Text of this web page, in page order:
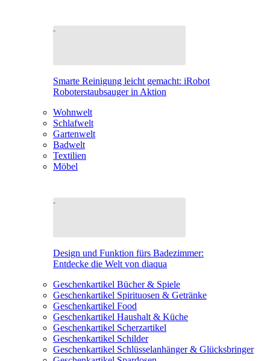
Smarte Reinigung leicht gemacht: iRobot
Roboterstaubsauger in Aktion
Wohnwelt
Schlafwelt
Gartenwelt
Badwelt
Textilien
Möbel
Design und Funktion fürs Badezimmer:
Entdecke die Welt von diaqua
Geschenkartikel Bücher & Spiele
Geschenkartikel Spirituosen & Getränke
Geschenkartikel Food
Geschenkartikel Haushalt & Küche
Geschenkartikel Scherzartikel
Geschenkartikel Schilder
Geschenkartikel Schlüsselanhänger & Glücksbringer